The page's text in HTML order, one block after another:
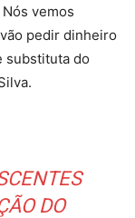
vemos
pedir dinheiro
substituta do
DO